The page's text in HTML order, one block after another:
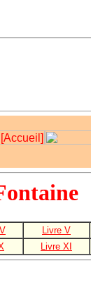
Livre V
Livre XI